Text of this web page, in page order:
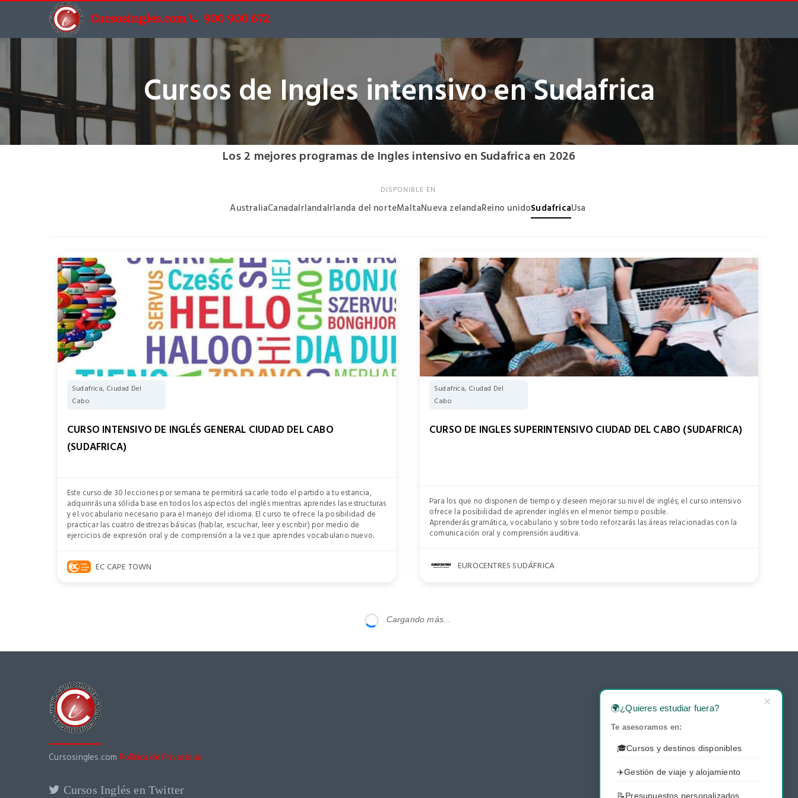
Cursosingles.com 900 900 672
Cursos de Ingles intensivo en Sudafrica
Los 2 mejores programas de Ingles intensivo en Sudafrica en 2026
DISPONIBLE EN
AustraliaCanadaIrlandaIrlanda del norteMaltaNueva zelandaReino unidoSudafricaUsa
Sudafrica, Ciudad Del
Cabo
CURSO INTENSIVO DE INGLÉS GENERAL CIUDAD DEL CABO
(SUDAFRICA)
Este curso de 30 lecciones por semana te permitirá sacarle todo el partido a tu estancia,
adquirirás una sólida base en todos los aspectos del inglés mientras aprendes las estructuras
y el vocabulario necesario para el manejo del idioma. El curso te ofrece la posibilidad de
practicar las cuatro destrezas básicas (hablar, escuchar, leer y escribir) por medio de
ejercicios de expresión oral y de comprensión a la vez que aprendes vocabulario nuevo.
EC CAPE TOWN
Sudafrica, Ciudad Del
Cabo
CURSO DE INGLES SUPERINTENSIVO CIUDAD DEL CABO (SUDAFRICA)
Para los que no disponen de tiempo y deseen mejorar su nivel de inglés, el curso intensivo
ofrece la posibilidad de aprender inglés en el menor tiempo posible.
Aprenderás gramática, vocabulario y sobre todo reforzarás las áreas relacionadas con la
comunicación oral y comprensión auditiva.
EUROCENTRES SUDÁFRICA
Cargando más...
Cursosingles.com Política de Privacidad
Cursos Inglés en Twitter
×
🌍¿Quieres estudiar fuera?
Te asesoramos en:
🎓Cursos y destinos disponibles
✈️Gestión de viaje y alojamiento
📝 Presupuestos personalizados